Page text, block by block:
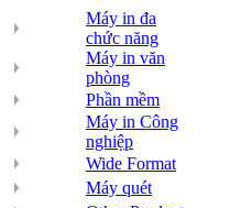
Máy in đa
chức năng
Máy in văn
phòng
Phần mềm
Máy in Công
nghiệp
Wide Format
Máy quét